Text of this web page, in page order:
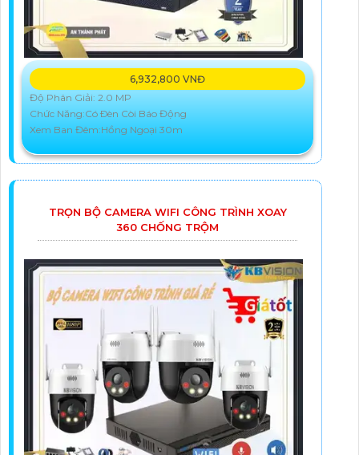
6,932,800 VNĐ
Độ Phân Giải: 2.0 MP
Chức Năng:Có Ðèn Còi Báo Động
Xem Ban Đêm:Hồng Ngoại 30m
TRỌN BỘ CAMERA WIFI CÔNG TRÌNH XOAY
360 CHỐNG TRỘM